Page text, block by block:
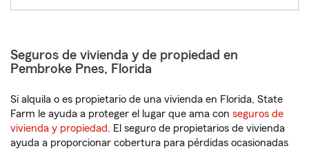
Seguros de vivienda y de propiedad en
Pembroke Pnes, Florida
Si alquila o es propietario de una vivienda en Florida, State
Farm le ayuda a proteger el lugar que ama con seguros de
vivienda y propiedad. El seguro de propietarios de vivienda
ayuda a proporcionar cobertura para pérdidas ocasionadas